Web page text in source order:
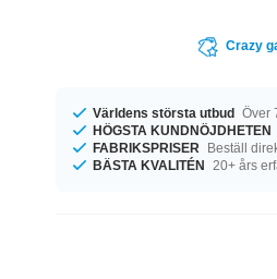
Crazy
Världens största utbud Över
HÖGSTA KUNDNÖJDHETEN
FABRIKSPRISER
Beställ
BÄSTA KVALITÉN
20+ års